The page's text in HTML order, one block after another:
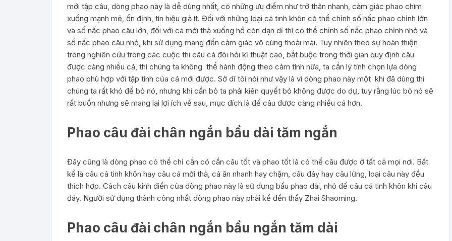
mới tập câu, dòng phao này là dễ dùng nhất, có những ưu điểm như trở thân nhanh, cảm giác phao chìm
xuống mạnh mẽ, ổn định, tín hiệu giả ít. Đối với những loại cá tinh khôn có thể chỉnh số nấc phao chỉnh lớn
và số nấc phao câu lớn, đối với cá mới thả xuống hồ còn dạn dĩ thì có thể chỉnh số nấc phao chỉnh nhỏ và
số nấc phao câu nhỏ, khi sử dụng mang đến cảm giác vô cùng thoải mái. Tuy nhiên theo sự hoàn thiện
trong nghiên cứu trong các cuộc thi câu cá đòi hỏi kĩ thuật cao, bắt buộc trong thời gian quy định câu
được càng nhiều cá, thì chúng ta không thể hành động theo cảm tính nữa, ta cần lý tính chọn lựa dòng
phao phù hợp với tập tính của cá mới được. Sở dĩ tôi nói như vậy là vì dòng phao này một khi đã dùng thì
chúng ta rất khó để bỏ nó, nhưng khi cần bỏ ta phải kiên quyết bỏ không được do dự, tuy rằng lúc bỏ nó sẽ
rất buồn nhưng sẽ mang lại lợi ích về sau, mục đích là để câu được càng nhiều cá hơn.
Phao câu đài chân ngắn bầu dài tăm ngắn
Đây cũng là dòng phao có thể chỉ cần có cần câu tốt và phao tốt là có thể câu được ở tất cả mọi nơi. Bất
kể là câu cá tinh khôn hay câu cá mới thả, cá ăn nhanh hay chậm, câu đáy hay câu lửng, loại câu này đều
thích hợp. Cách câu kinh điển của dòng phao này là sử dụng bầu phao dài, nhỏ để câu cá tinh khôn khi câu
đáy. Người sử dụng thành công nhất dòng phao này phải kể đến thầy Zhai Shaoming.
Phao câu đài chân ngắn bầu ngắn tăm dài